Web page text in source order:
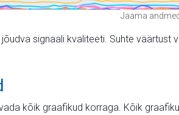
Jaama
signaali kvaliteeti. Suhte väärtust
kõik graafikud korraga. Kõik